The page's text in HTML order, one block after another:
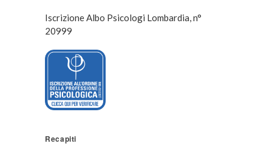
Iscrizione Albo Psicologi Lombardia, n°
20999
Recapiti